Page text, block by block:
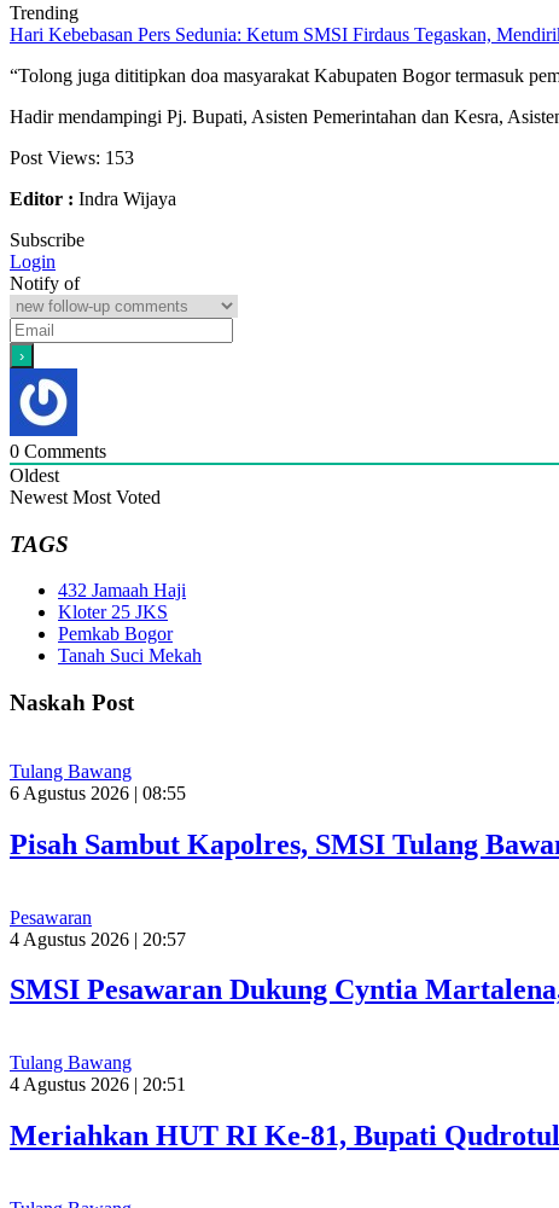
Trending
Hari Kebebasan Pers Sedunia: Ketum SMSI Firdaus Tegaskan,
“Tolong juga dititipkan doa masyarakat Kabupaten Bogor termasuk
Hadir mendampingi Pj. Bupati, Asisten Pemerintahan dan Kesra,
Post Views: 153
Editor : Indra Wijaya
Subscribe
Login
Notify of
0 Comments
Oldest
Newest Most Voted
TAGS
432 Jamaah Haji
Kloter 25 JKS
Pemkab Bogor
Tanah Suci Mekah
Naskah Post
Tulang Bawang
6 Agustus 2026 | 08:55
Pisah Sambut Kapolres, SMSI Tulang
Pesawaran
4 Agustus 2026 | 20:57
SMSI Pesawaran Dukung Cyntia
Tulang Bawang
4 Agustus 2026 | 20:51
Meriahkan HUT RI Ke-81, Bupati